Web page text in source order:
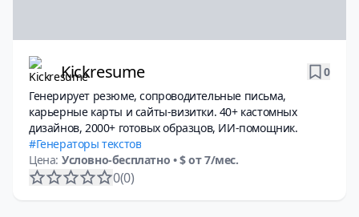
Kickresume
0
Генерирует резюме, сопроводительные письма,
карьерные карты и сайты-визитки. 40+ кастомных
дизайнов, 2000+ готовых образцов, ИИ-помощник.
Генераторы текстов
Цена: Условно-бесплатно • $ от 7/мес.
0(0)